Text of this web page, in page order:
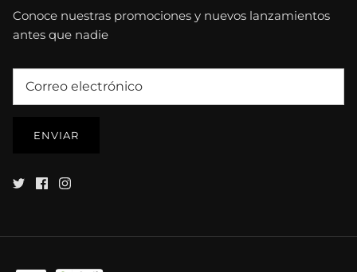
Conoce nuestras promociones y nuevos lanzamientos
antes que nadie
ENVIAR